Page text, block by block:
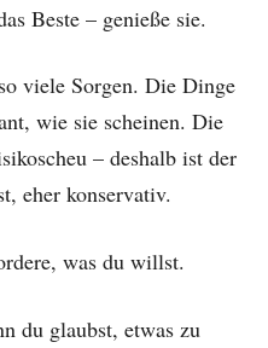
Beste – genieße sie.
viele Sorgen. Die Dinge
wie sie scheinen. Die
– deshalb ist der
eher konservativ.
was du willst.
du glaubst, etwas zu